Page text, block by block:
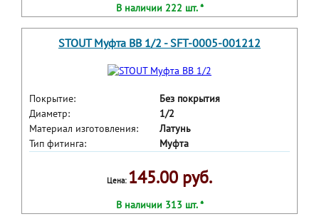
В наличии 222 шт. *
STOUT Муфта ВВ 1/2 - SFT-0005-001212
Покрытие:
Без покрытия
Диаметр:
1/2
Материал изготовления:
Латунь
Тип фитинга:
Муфта
Цена: 145.00 руб.
В наличии 313 шт. *